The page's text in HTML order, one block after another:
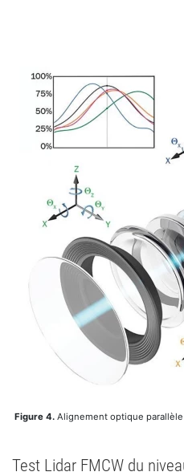
Figure 4. Alignement optique parallèle
Test Lidar FMCW du